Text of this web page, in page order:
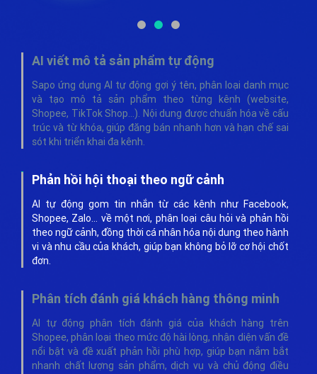
AI viết mô tả sản phẩm tự động
Sapo ứng dụng AI tự động gợi ý tên, phân loại danh mục
và tạo mô tả sản phẩm theo từng kênh (website,
Shopee, TikTok Shop…). Nội dung được chuẩn hóa về cấu
trúc và từ khóa, giúp đăng bán nhanh hơn và hạn chế sai
sót khi triển khai đa kênh.
Phản hồi hội thoại theo ngữ cảnh
AI tự động gom tin nhắn từ các kênh như Facebook,
Shopee, Zalo… về một nơi, phân loại câu hỏi và phản hồi
theo ngữ cảnh, đồng thời cá nhân hóa nội dung theo hành
vi và nhu cầu của khách, giúp bạn không bỏ lỡ cơ hội chốt
đơn.
Phân tích đánh giá khách hàng thông minh
AI tự động phân tích đánh giá của khách hàng trên
Shopee, phân loại theo mức độ hài lòng, nhận diện vấn đề
nổi bật và đề xuất phản hồi phù hợp, giúp bạn nắm bắt
nhanh chất lượng sản phẩm, dịch vụ và chủ động điều